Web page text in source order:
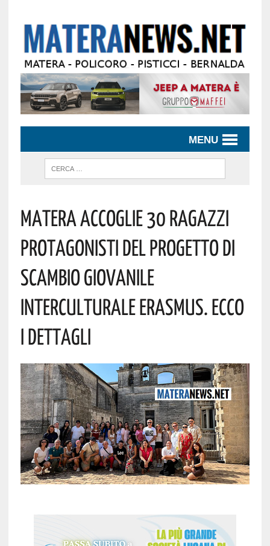
MENU
Matera Accoglie 30 Ragazzi
Protagonisti Del Progetto Di
Scambio Giovanile
Interculturale Erasmus. Ecco
I Dettagli